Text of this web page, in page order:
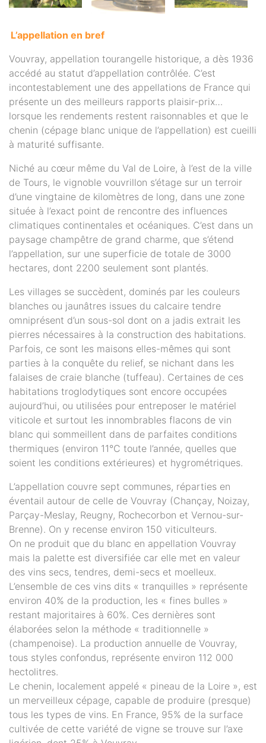
L’appellation en bref
Vouvray, appellation tourangelle historique, a dès 1936
accédé au statut d’appellation contrôlée. C’est
incontestablement une des appellations de France qui
présente un des meilleurs rapports plaisir-prix…
lorsque les rendements restent raisonnables et que le
chenin (cépage blanc unique de l’appellation) est cueilli
à maturité suffisante.
Niché au cœur même du Val de Loire, à l’est de la ville
de Tours, le vignoble vouvrillon s’étage sur un terroir
d’une vingtaine de kilomètres de long, dans une zone
située à l’exact point de rencontre des influences
climatiques continentales et océaniques. C’est dans un
paysage champêtre de grand charme, que s’étend
l’appellation, sur une superficie de totale de 3000
hectares, dont 2200 seulement sont plantés.
Les villages se succèdent, dominés par les couleurs
blanches ou jaunâtres issues du calcaire tendre
omniprésent d’un sous-sol dont on a jadis extrait les
pierres nécessaires à la construction des habitations.
Parfois, ce sont les maisons elles-mêmes qui sont
parties à la conquête du relief, se nichant dans les
falaises de craie blanche (tuffeau). Certaines de ces
habitations troglodytiques sont encore occupées
aujourd’hui, ou utilisées pour entreposer le matériel
viticole et surtout les innombrables flacons de vin
blanc qui sommeillent dans de parfaites conditions
thermiques (environ 11°C toute l’année, quelles que
soient les conditions extérieures) et hygrométriques.
L’appellation couvre sept communes, réparties en
éventail autour de celle de Vouvray (Chançay, Noizay,
Parçay-Meslay, Reugny, Rochecorbon et Vernou-sur-
Brenne). On y recense environ 150 viticulteurs.
On ne produit que du blanc en appellation Vouvray
mais la palette est diversifiée car elle met en valeur
des vins secs, tendres, demi-secs et moelleux.
L’ensemble de ces vins dits « tranquilles » représente
environ 40% de la production, les « fines bulles »
restant majoritaires à 60%. Ces dernières sont
élaborées selon la méthode « traditionnelle »
(champenoise). La production annuelle de Vouvray,
tous styles confondus, représente environ 112 000
hectolitres.
Le chenin, localement appelé « pineau de la Loire », est
un merveilleux cépage, capable de produire (presque)
tous les types de vins. En France, 95% de la surface
cultivée de cette variété de vigne se trouve sur l’axe